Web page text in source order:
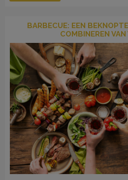
BARBECUE: EEN
COMBINEREN